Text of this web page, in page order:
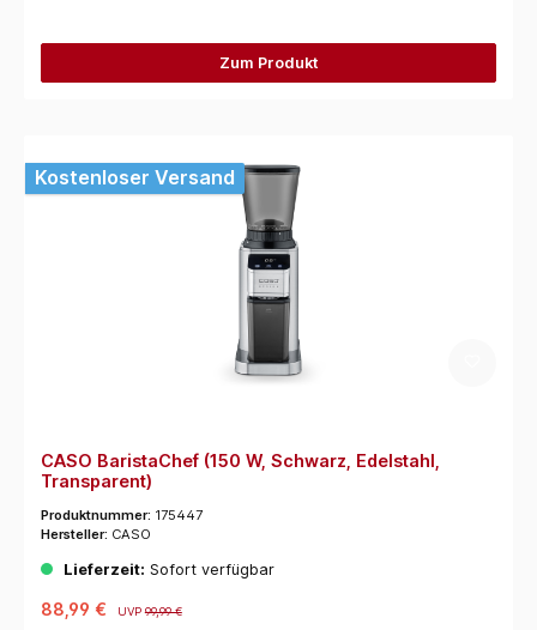
Zum Produkt
Kostenloser Versand
CASO BaristaChef (150 W, Schwarz, Edelstahl,
Transparent)
Produktnummer: 175447
Hersteller: CASO
Lieferzeit: Sofort verfügbar
88,99 € UVP99,99 €